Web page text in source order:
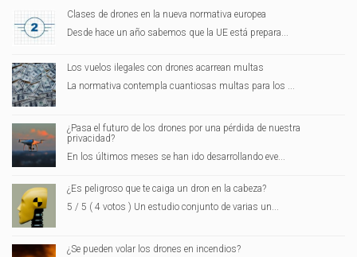
Clases de drones en la nueva normativa europea
Desde hace un año sabemos que la UE está prepara...
Los vuelos ilegales con drones acarrean multas
La normativa contempla cuantiosas multas para los ...
¿Pasa el futuro de los drones por una pérdida de nuestra
privacidad?
En los últimos meses se han ido desarrollando eve...
¿Es peligroso que te caiga un dron en la cabeza?
5 / 5 ( 4 votos ) Un estudio conjunto de varias un...
¿Se pueden volar los drones en incendios?